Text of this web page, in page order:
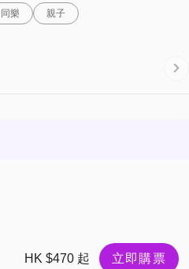
同樂 親子
HK $470 起 立即購票